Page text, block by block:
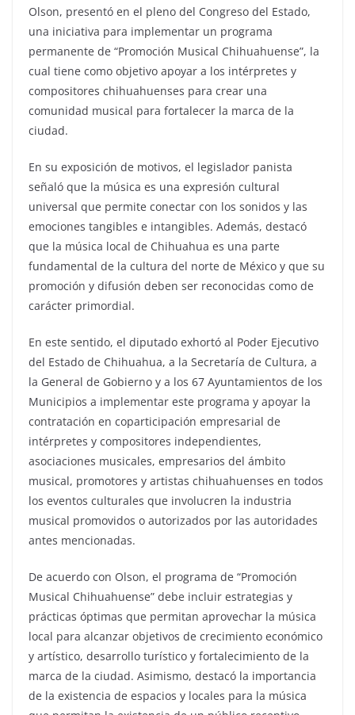
Olson, presentó en el pleno del Congreso del Estado,
una iniciativa para implementar un programa
permanente de “Promoción Musical Chihuahuense”, la
cual tiene como objetivo apoyar a los intérpretes y
compositores chihuahuenses para crear una
comunidad musical para fortalecer la marca de la
ciudad.
En su exposición de motivos, el legislador panista
señaló que la música es una expresión cultural
universal que permite conectar con los sonidos y las
emociones tangibles e intangibles. Además, destacó
que la música local de Chihuahua es una parte
fundamental de la cultura del norte de México y que su
promoción y difusión deben ser reconocidas como de
carácter primordial.
En este sentido, el diputado exhortó al Poder Ejecutivo
del Estado de Chihuahua, a la Secretaría de Cultura, a
la General de Gobierno y a los 67 Ayuntamientos de los
Municipios a implementar este programa y apoyar la
contratación en coparticipación empresarial de
intérpretes y compositores independientes,
asociaciones musicales, empresarios del ámbito
musical, promotores y artistas chihuahuenses en todos
los eventos culturales que involucren la industria
musical promovidos o autorizados por las autoridades
antes mencionadas.
De acuerdo con Olson, el programa de “Promoción
Musical Chihuahuense” debe incluir estrategias y
prácticas óptimas que permitan aprovechar la música
local para alcanzar objetivos de crecimiento económico
y artístico, desarrollo turístico y fortalecimiento de la
marca de la ciudad. Asimismo, destacó la importancia
de la existencia de espacios y locales para la música